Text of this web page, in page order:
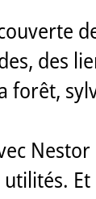
des
forêt,